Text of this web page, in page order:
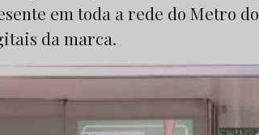
em toda a rede do Metro
da marca.